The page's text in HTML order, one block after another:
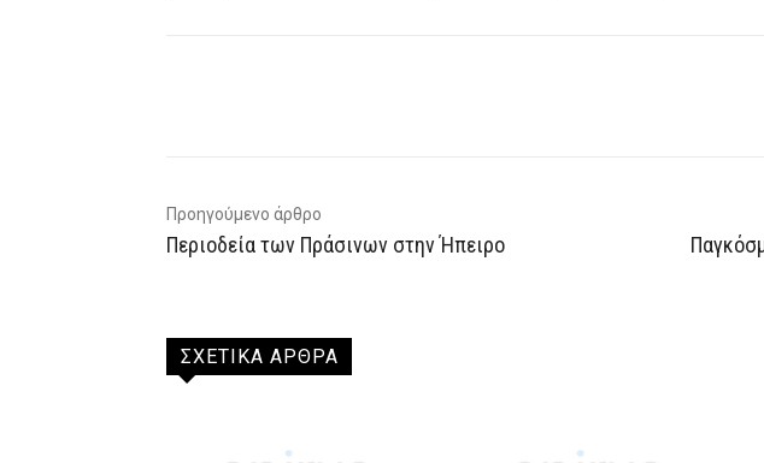
Προηγούμενο άρθρο
Περιοδεία των Πράσινων στην Ήπειρο
ΣΧΕΤΙΚΑ ΑΡΘΡΑ